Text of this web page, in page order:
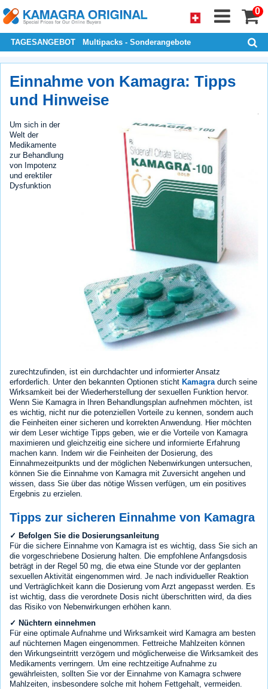
0
TAGESANGEBOT Multipacks - Sonderangebote
Einnahme von Kamagra: Tipps
und Hinweise
Um sich in der
Welt der
Medikamente
zur Behandlung
von Impotenz
und erektiler
Dysfunktion
zurechtzufinden, ist ein durchdachter und informierter Ansatz
erforderlich. Unter den bekannten Optionen sticht Kamagra durch seine
Wirksamkeit bei der Wiederherstellung der sexuellen Funktion hervor.
Wenn Sie Kamagra in Ihren Behandlungsplan aufnehmen möchten, ist
es wichtig, nicht nur die potenziellen Vorteile zu kennen, sondern auch
die Feinheiten einer sicheren und korrekten Anwendung. Hier möchten
wir dem Leser wichtige Tipps geben, wie er die Vorteile von Kamagra
maximieren und gleichzeitig eine sichere und informierte Erfahrung
machen kann. Indem wir die Feinheiten der Dosierung, des
Einnahmezeitpunkts und der möglichen Nebenwirkungen untersuchen,
können Sie die Einnahme von Kamagra mit Zuversicht angehen und
wissen, dass Sie über das nötige Wissen verfügen, um ein positives
Ergebnis zu erzielen.
Tipps zur sicheren Einnahme von Kamagra
✓ Befolgen Sie die Dosierungsanleitung
Für die sichere Einnahme von Kamagra ist es wichtig, dass Sie sich an
die vorgeschriebene Dosierung halten. Die empfohlene Anfangsdosis
beträgt in der Regel 50 mg, die etwa eine Stunde vor der geplanten
sexuellen Aktivität eingenommen wird. Je nach individueller Reaktion
und Verträglichkeit kann die Dosierung vom Arzt angepasst werden. Es
ist wichtig, dass die verordnete Dosis nicht überschritten wird, da dies
das Risiko von Nebenwirkungen erhöhen kann.
✓ Nüchtern einnehmen
Für eine optimale Aufnahme und Wirksamkeit wird Kamagra am besten
auf nüchternen Magen eingenommen. Fettreiche Mahlzeiten können
den Wirkungseintritt verzögern und möglicherweise die Wirksamkeit des
Medikaments verringern. Um eine rechtzeitige Aufnahme zu
gewährleisten, sollten Sie vor der Einnahme von Kamagra schwere
Mahlzeiten, insbesondere solche mit hohem Fettgehalt, vermeiden.